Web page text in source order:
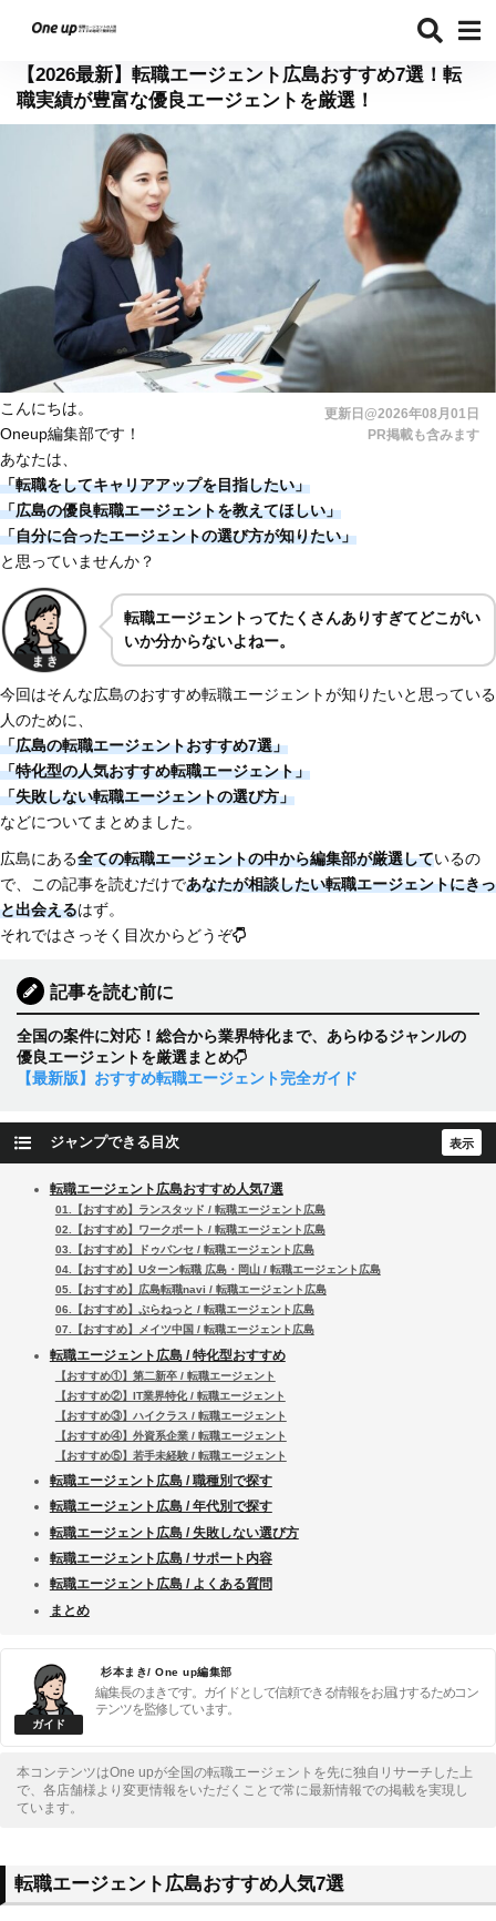
【2026最新】転職エージェント広島おすすめ7選！転
職実績が豊富な優良エージェントを厳選！
更新日@2026年08月01日
PR掲載も含みます
こんにちは。
Oneup編集部です！
あなたは、
「転職をしてキャリアアップを目指したい」
「広島の優良転職エージェントを教えてほしい」
「自分に合ったエージェントの選び方が知りたい」
と思っていませんか？
転職エージェントってたくさんありすぎてどこがい
いか分からないよねー。
今回はそんな広島のおすすめ転職エージェントが知りたいと思っている
人のために、
「広島の転職エージェントおすすめ7選」
「特化型の人気おすすめ転職エージェント」
「失敗しない転職エージェントの選び方」
などについてまとめました。
広島にある全ての転職エージェントの中から編集部が厳選しているの
で、この記事を読むだけであなたが相談したい転職エージェントにきっ
と出会えるはず。
それではさっそく目次からどうぞ
記事を読む前に
全国の案件に対応！総合から業界特化まで、あらゆるジャンルの
優良エージェントを厳選まとめ
【最新版】おすすめ転職エージェント完全ガイド
ジャンプできる目次
転職エージェント広島おすすめ人気7選
01.【おすすめ】ランスタッド / 転職エージェント広島
02.【おすすめ】ワークポート / 転職エージェント広島
03.【おすすめ】ドゥバンセ / 転職エージェント広島
04.【おすすめ】Uターン転職 広島・岡山 / 転職エージェント広島
05.【おすすめ】広島転職navi / 転職エージェント広島
06.【おすすめ】ぷらねっと / 転職エージェント広島
07.【おすすめ】メイツ中国 / 転職エージェント広島
転職エージェント広島 / 特化型おすすめ
【おすすめ①】第二新卒 / 転職エージェント
【おすすめ②】IT業界特化 / 転職エージェント
【おすすめ③】ハイクラス / 転職エージェント
【おすすめ④】外資系企業 / 転職エージェント
【おすすめ⑤】若手未経験 / 転職エージェント
転職エージェント広島 / 職種別で探す
転職エージェント広島 / 年代別で探す
転職エージェント広島 / 失敗しない選び方
転職エージェント広島 / サポート内容
転職エージェント広島 / よくある質問
まとめ
杉本まき/ One up編集部
編集長のまきです。ガイドとして信頼できる情報をお届けするためコン
テンツを監修しています。
本コンテンツはOne upが全国の転職エージェントを先に独自リサーチした上
で、各店舗様より変更情報をいただくことで常に最新情報での掲載を実現し
ています。
転職エージェント広島おすすめ人気7選